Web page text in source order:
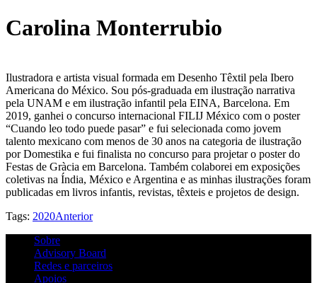
Carolina Monterrubio
Ilustradora e artista visual formada em Desenho Têxtil pela Ibero
Americana do México. Sou pós-graduada em ilustração narrativa
pela UNAM e em ilustração infantil pela EINA, Barcelona. Em
2019, ganhei o concurso internacional FILIJ México com o poster
“Cuando leo todo puede pasar” e fui selecionada como jovem
talento mexicano com menos de 30 anos na categoria de ilustração
por Domestika e fui finalista no concurso para projetar o poster do
Festas de Gràcia em Barcelona. Também colaborei em exposições
coletivas na Índia, México e Argentina e as minhas ilustrações foram
publicadas em livros infantis, revistas, têxteis e projetos de design.
Tags: 2020Anterior
Sobre
Advisory Board
Redes e parceiros
Apoios